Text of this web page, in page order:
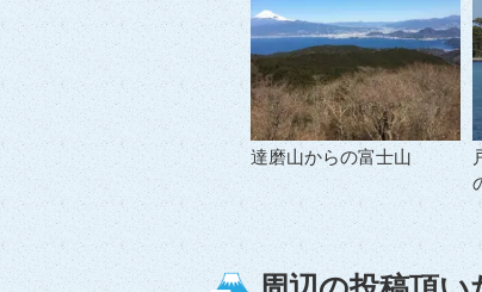
達磨山からの富士山